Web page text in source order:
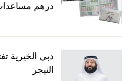
درهم مساعدات عبر
دبي الخيرية
النيجر